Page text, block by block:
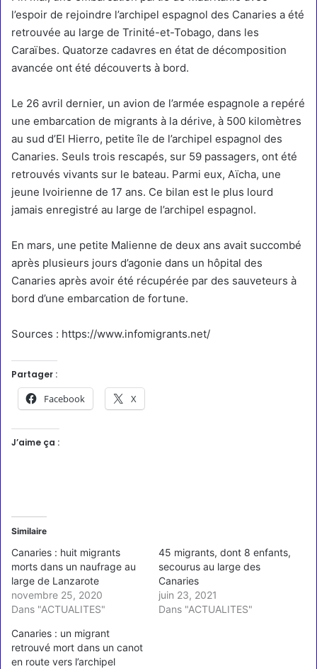
l’espoir de rejoindre l’archipel espagnol des Canaries a été
retrouvée au large de Trinité-et-Tobago, dans les
Caraïbes. Quatorze cadavres en état de décomposition
avancée ont été découverts à bord.
Le 26 avril dernier, un avion de l’armée espagnole a repéré
une embarcation de migrants à la dérive, à 500 kilomètres
au sud d’El Hierro, petite île de l’archipel espagnol des
Canaries. Seuls trois rescapés, sur 59 passagers, ont été
retrouvés vivants sur le bateau. Parmi eux, Aïcha, une
jeune Ivoirienne de 17 ans. Ce bilan est le plus lourd
jamais enregistré au large de l’archipel espagnol.
En mars, une petite Malienne de deux ans avait succombé
après plusieurs jours d’agonie dans un hôpital des
Canaries après avoir été récupérée par des sauveteurs à
bord d’une embarcation de fortune.
Sources : https://www.infomigrants.net/
Partager :
Facebook X
J’aime ça :
Similaire
Canaries : huit migrants
morts dans un naufrage au
large de Lanzarote
novembre 25, 2020
Dans "ACTUALITES"
45 migrants, dont 8 enfants,
secourus au large des
Canaries
juin 23, 2021
Dans "ACTUALITES"
Canaries : un migrant
retrouvé mort dans un canot
en route vers l’archipel